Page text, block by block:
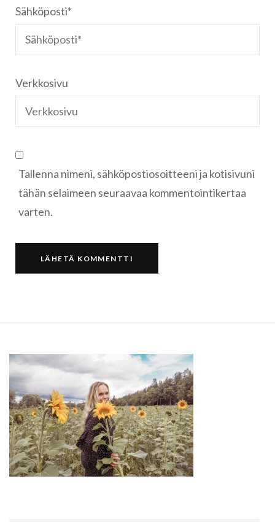
Sähköposti*
Verkkosivu
Tallenna nimeni, sähköpostiosoitteeni ja kotisivuni
tähän selaimeen seuraavaa kommentointikertaa
varten.